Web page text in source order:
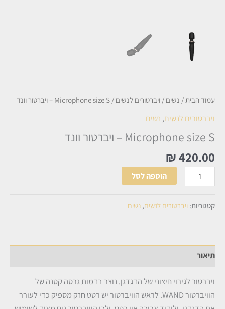
עמוד הבית / נשים / ויברטורים לנשים / Microphone size S – ויברטור וונד
ויברטורים לנשים, נשים
Microphone size S – ויברטור וונד
₪420.00
הוספה לסל
קטגוריות: ויברטורים לנשים, נשים
תיאור
ויברטור לגירוי חיצוני של הדגדגן. נוצר בדמות גרסה קטנה של
הוויברטור WAND. לראש הוויברטור יש רטט חזק מספיק כדי לעורר